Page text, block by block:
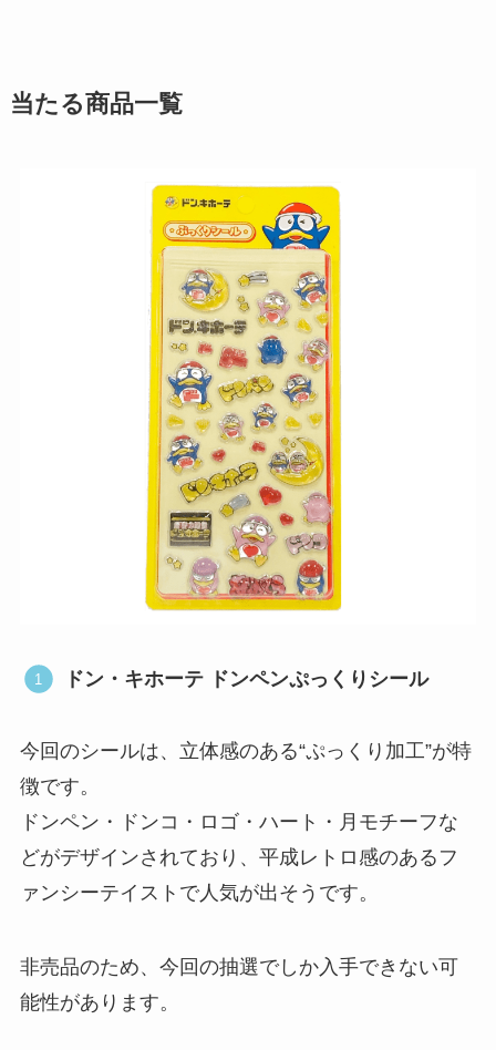
当たる商品一覧
ドン・キホーテ ドンペンぷっくりシール
今回のシールは、立体感のある“ぷっくり加工”が特
徴です。
ドンペン・ドンコ・ロゴ・ハート・月モチーフな
どがデザインされており、平成レトロ感のあるフ
ァンシーテイストで人気が出そうです。
非売品のため、今回の抽選でしか入手できない可
能性があります。